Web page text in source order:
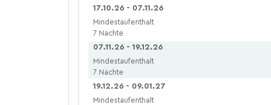
17.10.26 - 07.11.26
Mindestaufenthalt
7 Nächte
07.11.26 - 19.12.26
Mindestaufenthalt
7 Nächte
19.12.26 - 09.01.27
Mindestaufenthalt